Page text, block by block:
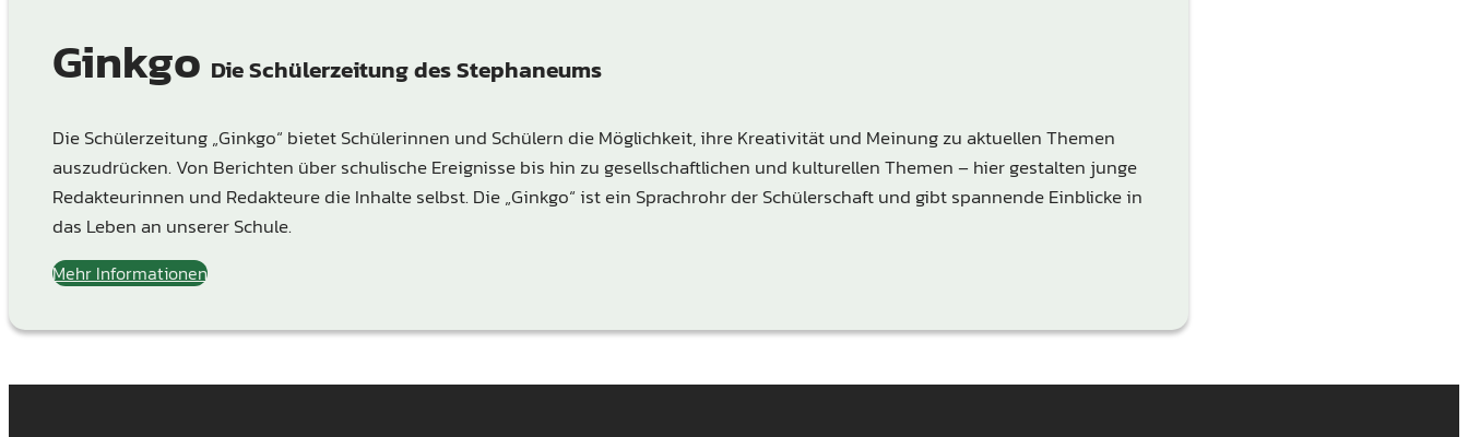
Ginkgo Die Schülerzeitung des Stephaneums
Die Schülerzeitung „Ginkgo“ bietet Schülerinnen und Schülern die Möglichkeit, ihre Kreativität und Meinung zu aktuellen Themen
auszudrücken. Von Berichten über schulische Ereignisse bis hin zu gesellschaftlichen und kulturellen Themen – hier gestalten junge
Redakteurinnen und Redakteure die Inhalte selbst. Die „Ginkgo“ ist ein Sprachrohr der Schülerschaft und gibt spannende Einblicke in
das Leben an unserer Schule.
Mehr Informationen